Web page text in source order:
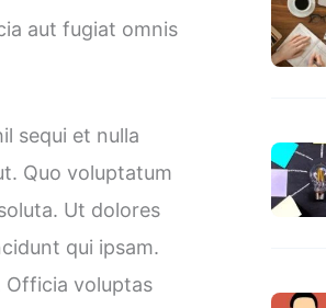
aut fugiat omnis
sequi et nulla
Quo voluptatum
Ut dolores
qui ipsam.
Officia voluptas